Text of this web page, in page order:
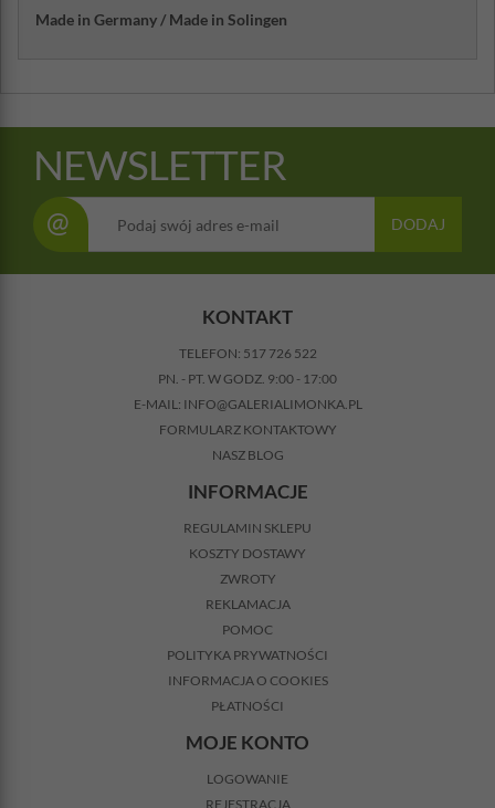
Made in Germany / Made in Solingen
NEWSLETTER
@ DODAJ
KONTAKT
TELEFON: 517 726 522
PN. - PT. W GODZ. 9:00 - 17:00
E-MAIL: INFO@GALERIALIMONKA.PL
FORMULARZ KONTAKTOWY
NASZ BLOG
INFORMACJE
REGULAMIN SKLEPU
KOSZTY DOSTAWY
ZWROTY
REKLAMACJA
POMOC
POLITYKA PRYWATNOŚCI
INFORMACJA O COOKIES
PŁATNOŚCI
MOJE KONTO
LOGOWANIE
REJESTRACJA